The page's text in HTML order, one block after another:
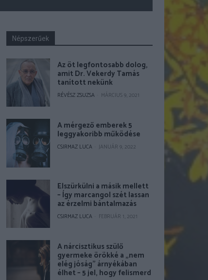
Népszerűek
Az öt legfontosabb dolog,
amit Dr. Vekerdy Tamás
tanított nekünk
RÉVÉSZ ZSUZSA MÁRCIUS 9, 2021
A mérgező emberek 5
leggyakoribb működése
CSIRMAZ LUCA JANUÁR 9, 2022
Elszürkülni a másik mellett
– Így marcangol szét lassan
az érzelmi bántalmazás
CSIRMAZ LUCA FEBRUÁR 1, 2021
A nárcisztikus szülő
gyermeke örökké a „nem
elég jóság” árnyékában
élhet – 5 jel, hogy felismerd